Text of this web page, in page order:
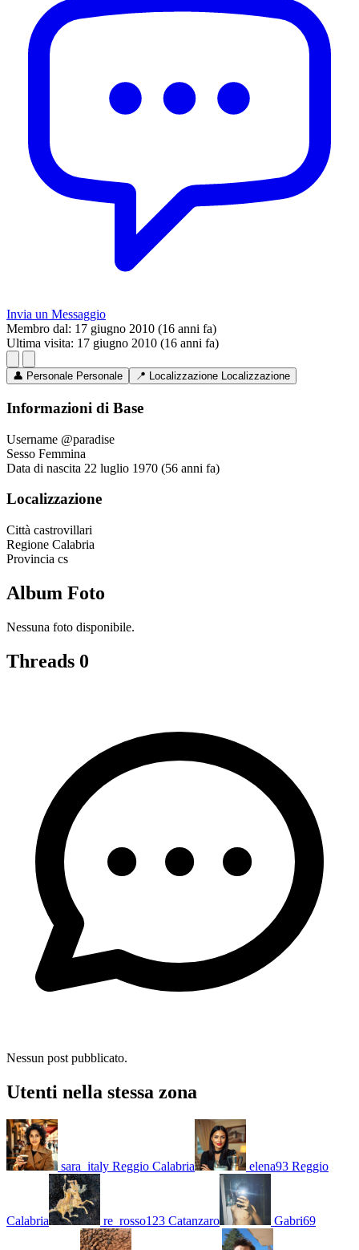
Invia un Messaggio
Membro dal: 17 giugno 2010 (16 anni fa)
Ultima visita: 17 giugno 2010 (16 anni fa)
👤 Personale Personale 📍 Localizzazione Localizzazione
Informazioni di Base
Username @paradise
Sesso Femmina
Data di nascita 22 luglio 1970 (56 anni fa)
Localizzazione
Città castrovillari
Regione Calabria
Provincia cs
Album Foto
Nessuna foto disponibile.
Threads 0
Nessun post pubblicato.
Utenti nella stessa zona
sara_italy Reggio Calabria elena93 Reggio
Calabria re_rosso123 Catanzaro Gabri69